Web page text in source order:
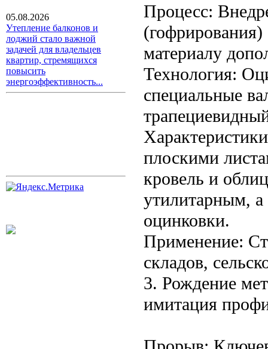
05.08.2026
Утепление балконов и
лоджий стало важной
задачей для владельцев
квартир, стремящихся
повысить
энергоэффективность...
Процесс:
материалу
Технология:
специальные
плоскими
кровель и
утилитарным, а
оцинковки.
Применение:
складов,
3. Рождение
имитация